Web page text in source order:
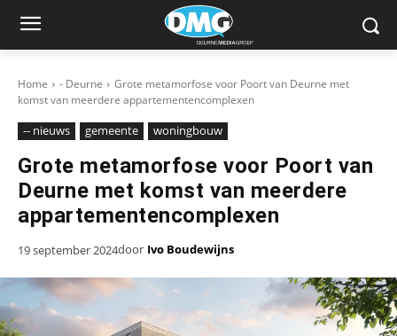
Home - Deurne
Grote metamorfose voor Poort van Deurne met
komst van meerdere appartementencomplexen
-- nieuws gemeente woningbouw
Grote metamorfose voor Poort van
Deurne met komst van meerdere
appartementencomplexen
19 september 2024door Ivo Boudewijns